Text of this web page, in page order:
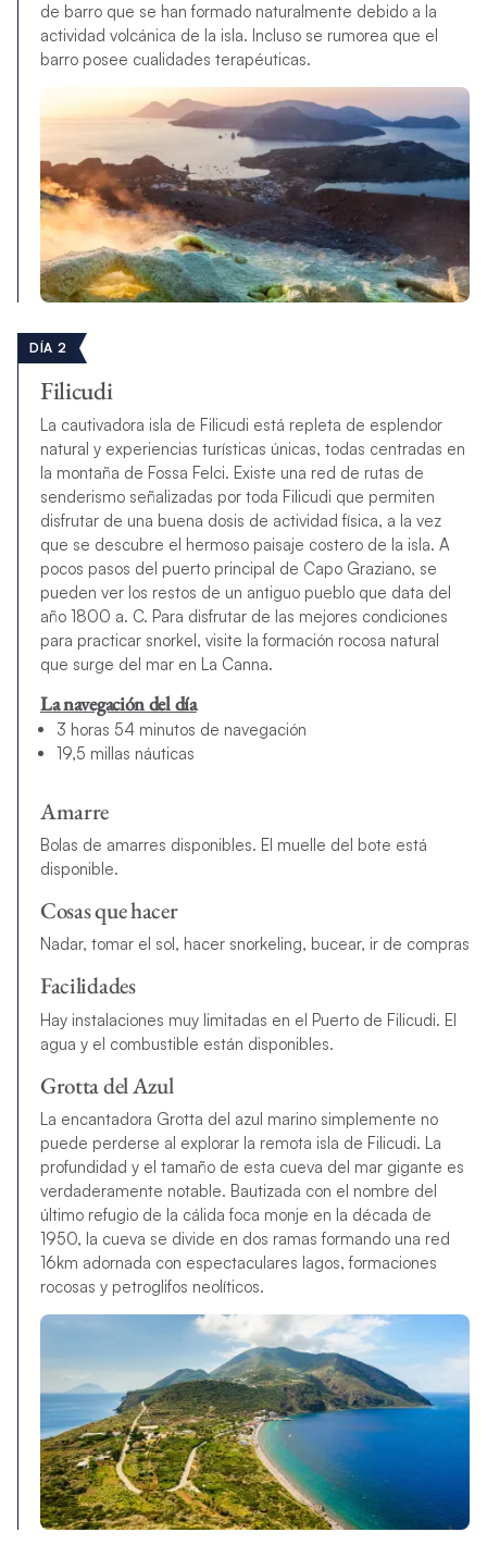
de barro que se han formado naturalmente debido a la
actividad volcánica de la isla. Incluso se rumorea que el
barro posee cualidades terapéuticas.
DÍA 2
Filicudi
La cautivadora isla de Filicudi está repleta de esplendor
natural y experiencias turísticas únicas, todas centradas en
la montaña de Fossa Felci. Existe una red de rutas de
senderismo señalizadas por toda Filicudi que permiten
disfrutar de una buena dosis de actividad física, a la vez
que se descubre el hermoso paisaje costero de la isla. A
pocos pasos del puerto principal de Capo Graziano, se
pueden ver los restos de un antiguo pueblo que data del
año 1800 a. C. Para disfrutar de las mejores condiciones
para practicar snorkel, visite la formación rocosa natural
que surge del mar en La Canna.
La navegación del día
3 horas 54 minutos de navegación
19,5 millas náuticas
Amarre
Bolas de amarres disponibles. El muelle del bote está
disponible.
Cosas que hacer
Nadar, tomar el sol, hacer snorkeling, bucear, ir de compras
Facilidades
Hay instalaciones muy limitadas en el Puerto de Filicudi. El
agua y el combustible están disponibles.
Grotta del Azul
La encantadora Grotta del azul marino simplemente no
puede perderse al explorar la remota isla de Filicudi. La
profundidad y el tamaño de esta cueva del mar gigante es
verdaderamente notable. Bautizada con el nombre del
último refugio de la cálida foca monje en la década de
1950, la cueva se divide en dos ramas formando una red
16km adornada con espectaculares lagos, formaciones
rocosas y petroglifos neolíticos.